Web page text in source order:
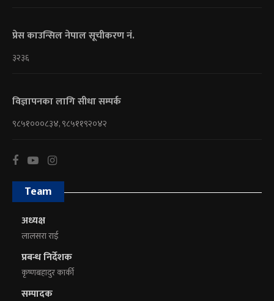
प्रेस काउन्सिल नेपाल सूचीकरण नं.
३२३६
विज्ञापनका लागि सीधा सम्पर्क
९८५१०००८३४, ९८५११९२०४२
Team
अध्यक्ष
लालसरा राई
प्रबन्ध निर्देशक
कृष्णबहादुर कार्की
सम्पादक